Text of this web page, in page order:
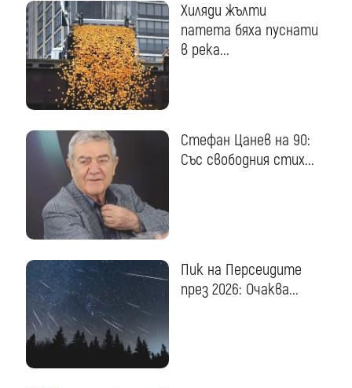
Хиляди жълти
патета бяха пуснати
в река...
Стефан Цанев на 90:
Със свободния стих...
Пик на Персеидите
през 2026: Очаква...